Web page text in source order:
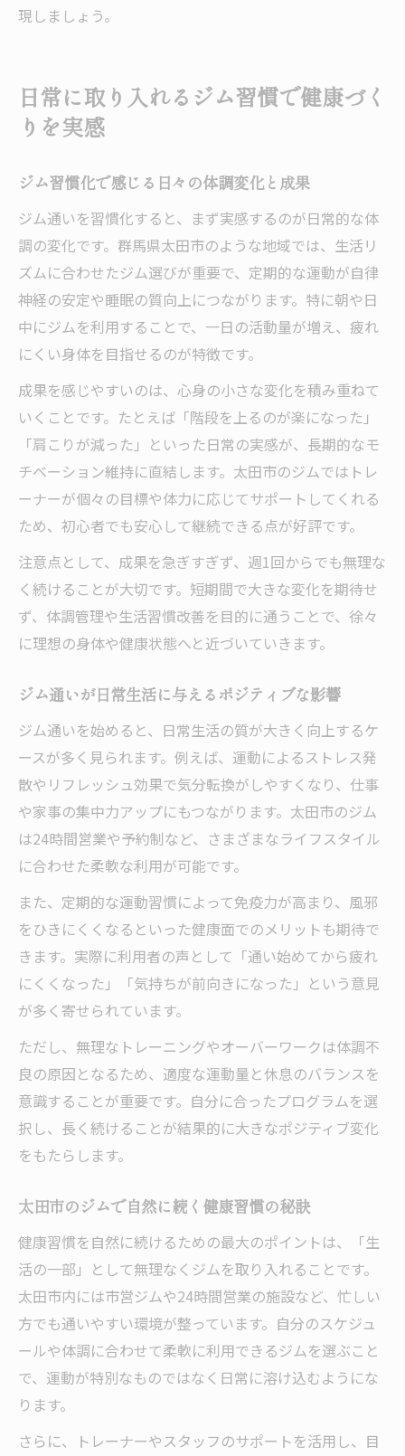
現しましょう。
日常に取り入れるジム習慣で健康づく
りを実感
ジム習慣化で感じる日々の体調変化と成果
ジム通いを習慣化すると、まず実感するのが日常的な体
調の変化です。群馬県太田市のような地域では、生活リ
ズムに合わせたジム選びが重要で、定期的な運動が自律
神経の安定や睡眠の質向上につながります。特に朝や日
中にジムを利用することで、一日の活動量が増え、疲れ
にくい身体を目指せるのが特徴です。
成果を感じやすいのは、心身の小さな変化を積み重ねて
いくことです。たとえば「階段を上るのが楽になった」
「肩こりが減った」といった日常の実感が、長期的なモ
チベーション維持に直結します。太田市のジムではトレ
ーナーが個々の目標や体力に応じてサポートしてくれる
ため、初心者でも安心して継続できる点が好評です。
注意点として、成果を急ぎすぎず、週1回からでも無理な
く続けることが大切です。短期間で大きな変化を期待せ
ず、体調管理や生活習慣改善を目的に通うことで、徐々
に理想の身体や健康状態へと近づいていきます。
ジム通いが日常生活に与えるポジティブな影響
ジム通いを始めると、日常生活の質が大きく向上するケ
ースが多く見られます。例えば、運動によるストレス発
散やリフレッシュ効果で気分転換がしやすくなり、仕事
や家事の集中力アップにもつながります。太田市のジム
は24時間営業や予約制など、さまざまなライフスタイル
に合わせた柔軟な利用が可能です。
また、定期的な運動習慣によって免疫力が高まり、風邪
をひきにくくなるといった健康面でのメリットも期待で
きます。実際に利用者の声として「通い始めてから疲れ
にくくなった」「気持ちが前向きになった」という意見
が多く寄せられています。
ただし、無理なトレーニングやオーバーワークは体調不
良の原因となるため、適度な運動量と休息のバランスを
意識することが重要です。自分に合ったプログラムを選
択し、長く続けることが結果的に大きなポジティブ変化
をもたらします。
太田市のジムで自然に続く健康習慣の秘訣
健康習慣を自然に続けるための最大のポイントは、「生
活の一部」として無理なくジムを取り入れることです。
太田市内には市営ジムや24時間営業の施設など、忙しい
方でも通いやすい環境が整っています。自分のスケジュ
ールや体調に合わせて柔軟に利用できるジムを選ぶこと
で、運動が特別なものではなく日常に溶け込むようにな
ります。
さらに、トレーナーやスタッフのサポートを活用し、目